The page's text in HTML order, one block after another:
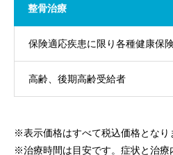
整骨治療
保険適応疾患に限り各種健康保
高齢、後期高齢受給者
※表示価格はすべて税込価格となり
※治療時間は目安です。症状と治療